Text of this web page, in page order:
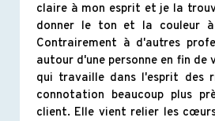
claire à mon esprit et je la
donner le ton et la couleur
Contrairement à d'autres
autour d'une personne en fin de
qui travaille dans l'esprit des
connotation beaucoup plus
client. Elle vient relier les